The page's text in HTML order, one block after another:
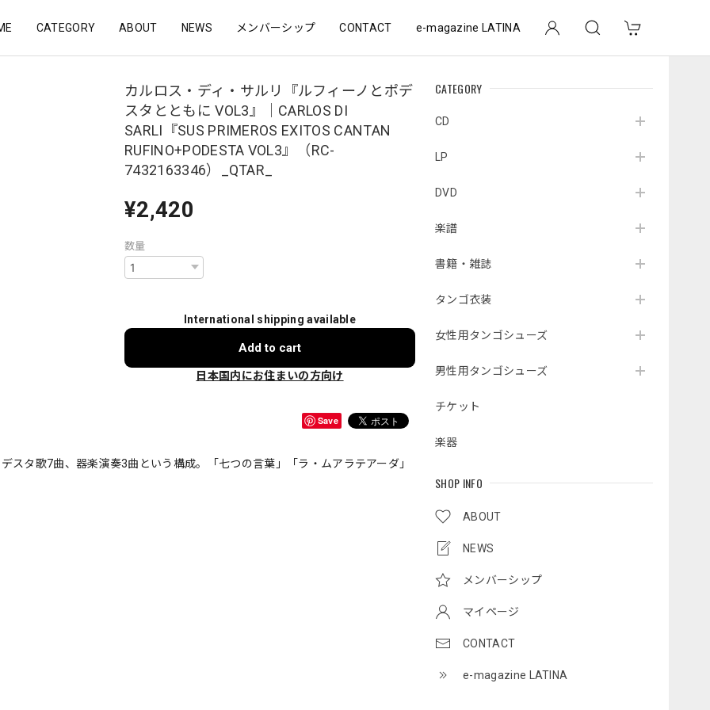
CATEGORY ABOUT NEWS メンバーシップ CONTACT e-magazine LATINA
CATEGORY
CD
LP
DVD
楽譜
書籍・雑誌
タンゴ衣装
女性用タンゴシューズ
男性用タンゴシューズ
チケット
楽器
SHOP INFO
ABOUT
NEWS
メンバーシップ
マイページ
CONTACT
e-magazine LATINA
カルロス・ディ・サルリ『ルフィーノとポデ
スタとともに VOL3』｜CARLOS DI
SARLI『SUS PRIMEROS EXITOS CANTAN
RUFINO+PODESTA VOL3』（RC-
7432163346）_QTAR_
¥2,420
数量
International shipping available
Add to cart
日本国内にお住まいの方向け
Save
タ歌7曲、器楽演奏3曲という構成。「七つの言葉」「ラ・ムアラテアーダ」